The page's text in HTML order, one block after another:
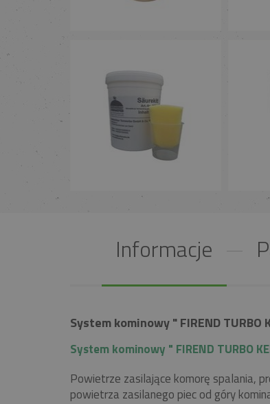
Informacje
System kominowy " FIREND
System kominowy " FIREND TURBO
Powietrze zasilające komorę spalania,
powietrza zasilanego piec od góry